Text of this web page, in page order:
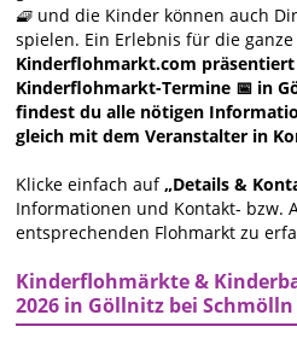
🧇 und die Kinder können auch
spielen. Ein Erlebnis für die ganze
Kinderflohmarkt.com
Kinderflohmarkt-Termine 📅 in
findest du alle nötigen
gleich mit dem Veranstalter in
Klicke einfach auf„Details &
Informationen und Kontakt- bzw.
entsprechenden Flohmarkt zu
Kinderflohmärkte &
2026 in Göllnitz bei